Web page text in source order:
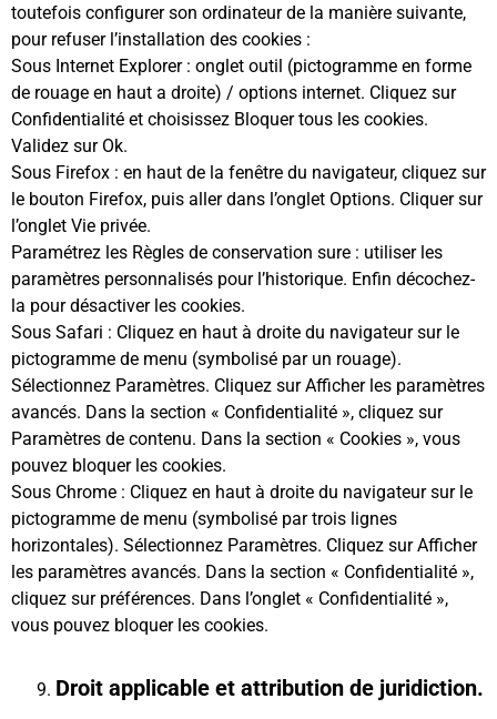
toutefois configurer son ordinateur de la manière suivante,
pour refuser l’installation des cookies :
Sous Internet Explorer : onglet outil (pictogramme en forme
de rouage en haut a droite) / options internet. Cliquez sur
Confidentialité et choisissez Bloquer tous les cookies.
Validez sur Ok.
Sous Firefox : en haut de la fenêtre du navigateur, cliquez sur
le bouton Firefox, puis aller dans l’onglet Options. Cliquer sur
l’onglet Vie privée.
Paramétrez les Règles de conservation sure : utiliser les
paramètres personnalisés pour l’historique. Enfin décochez-
la pour désactiver les cookies.
Sous Safari : Cliquez en haut à droite du navigateur sur le
pictogramme de menu (symbolisé par un rouage).
Sélectionnez Paramètres. Cliquez sur Afficher les paramètres
avancés. Dans la section « Confidentialité », cliquez sur
Paramètres de contenu. Dans la section « Cookies », vous
pouvez bloquer les cookies.
Sous Chrome : Cliquez en haut à droite du navigateur sur le
pictogramme de menu (symbolisé par trois lignes
horizontales). Sélectionnez Paramètres. Cliquez sur Afficher
les paramètres avancés. Dans la section « Confidentialité »,
cliquez sur préférences. Dans l’onglet « Confidentialité »,
vous pouvez bloquer les cookies.
Droit applicable et attribution de juridiction.